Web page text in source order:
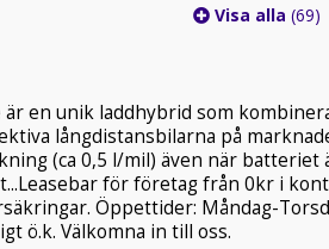
Visa alla(69)
är en unik laddhybrid som
långdistansbilarna på
(ca 0,5 l/mil) även när batteriet
för företag från 0kr i
Öppettider: Måndag-
ö.k. Välkomna in till oss.